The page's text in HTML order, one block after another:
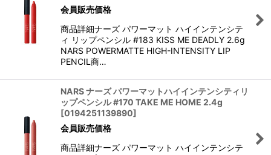
会員販売価格
商品詳細ナーズ パワーマット ハイインテンシテ
ィ リップペンシル #183 KISS ME DEADLY 2.6g
NARS POWERMATTE HIGH-INTENSITY LIP
PENCIL商…
NARS ナーズ パワーマットハイインテンシティリ
ップペンシル #170 TAKE ME HOME 2.4g
[0194251139890]
会員販売価格
商品詳細ナーズ パワーマット ハイインテンシテ